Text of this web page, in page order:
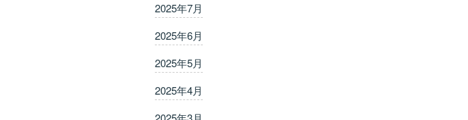
2025年7月
2025年6月
2025年5月
2025年4月